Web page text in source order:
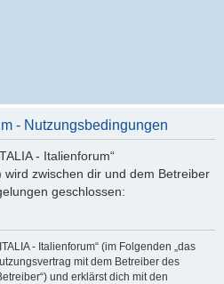
- Nutzungsbedingungen
- Italienforum“
wird zwischen dir und dem Betreiber
geschlossen:
- Italienforum“ (im Folgenden „das
mit dem Betreiber des
und erklärst dich mit den